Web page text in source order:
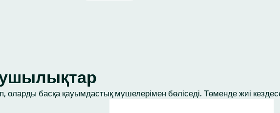
басқа қауымдастық мүшелерімен бөліседі. Төменде жиі